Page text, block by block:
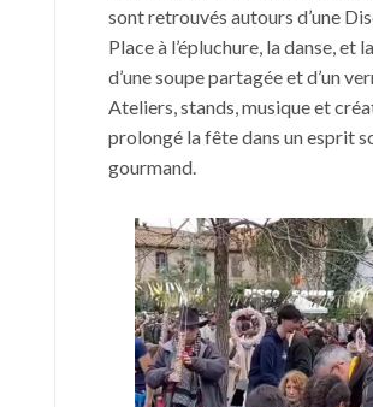
sont retrouvés autours d’une
Place à l’épluchure, la danse, et
d’une soupe partagée et d’un
Ateliers, stands, musique et
prolongé la fête dans un esprit
gourmand.